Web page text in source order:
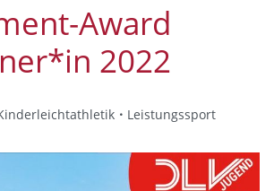
Award
2022
Leistungssport